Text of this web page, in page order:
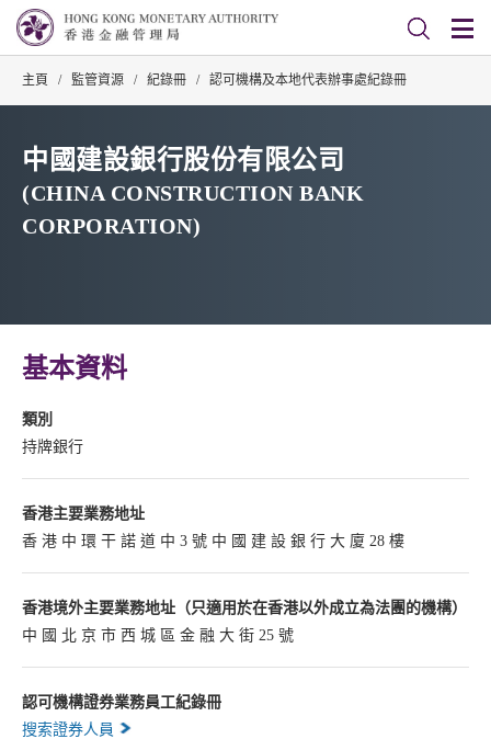
主頁 / 監管資源 / 紀錄冊 / 認可機構及本地代表辦事處紀錄冊
中國建設銀行股份有限公司
(CHINA CONSTRUCTION BANK
CORPORATION)
基本資料
類別
持牌銀行
香港主要業務地址
香 港 中 環 干 諾 道 中 3 號 中 國 建 設 銀 行 大 廈 28 樓
香港境外主要業務地址（只適用於在香港以外成立為法團的機構）
中 國 北 京 市 西 城 區 金 融 大 街 25 號
認可機構證券業務員工紀錄冊
搜索證券人員